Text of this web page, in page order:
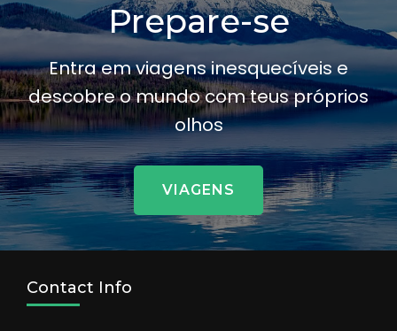
Prepare-se
Entra em viagens inesquecíveis e
descobre o mundo com teus próprios
olhos
VIAGENS
Contact Info